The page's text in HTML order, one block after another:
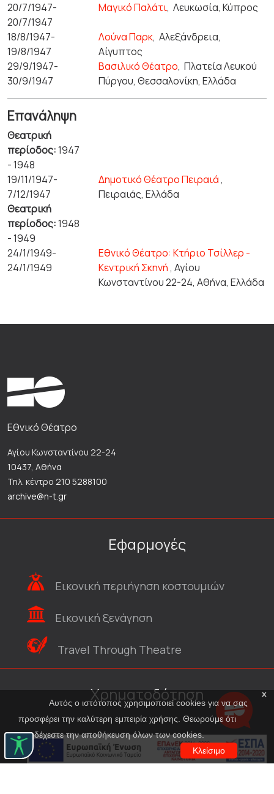
20/7/1947-
20/7/1947
Μαγικό Παλάτι,Λευκωσία, Κύπρος
18/8/1947-
19/8/1947
Λούνα Παρκ,Αλεξάνδρεια,
Αίγυπτος
29/9/1947-
30/9/1947
Βασιλικό Θέατρο,Πλατεία Λευκού
Πύργου, Θεσσαλονίκη, Ελλάδα
Επανάληψη
Θεατρική
περίοδος:1947
- 1948
19/11/1947-
7/12/1947
Δημοτικό Θέατρο Πειραιά,
Πειραιάς, Ελλάδα
Θεατρική
περίοδος:1948
- 1949
24/1/1949-
24/1/1949
Εθνικό Θέατρο: Κτήριο Τσίλλερ -
Κεντρική Σκηνή, Αγίου
Κωνσταντίνου 22-24, Αθήνα, Ελλάδα
x
Αυτός ο ιστότοπος χρησιμοποιεί cookies για να σας
προσφέρει την καλύτερη εμπειρία χρήσης. Θεωρούμε ότι
αποδέχεστε την αποθήκευση όλων των cookies.
Κλείσιμο
Εθνικό Θέατρο
Αγίου Κωνσταντίνου 22-24
10437, Αθήνα
Τηλ. κέντρο 210 5288100
archive@n-t.gr
Εφαρμογές
Εικονική περιήγηση κοστουμιών
Εικονική ξενάγηση
Travel Through Theatre
Χρηματοδότηση